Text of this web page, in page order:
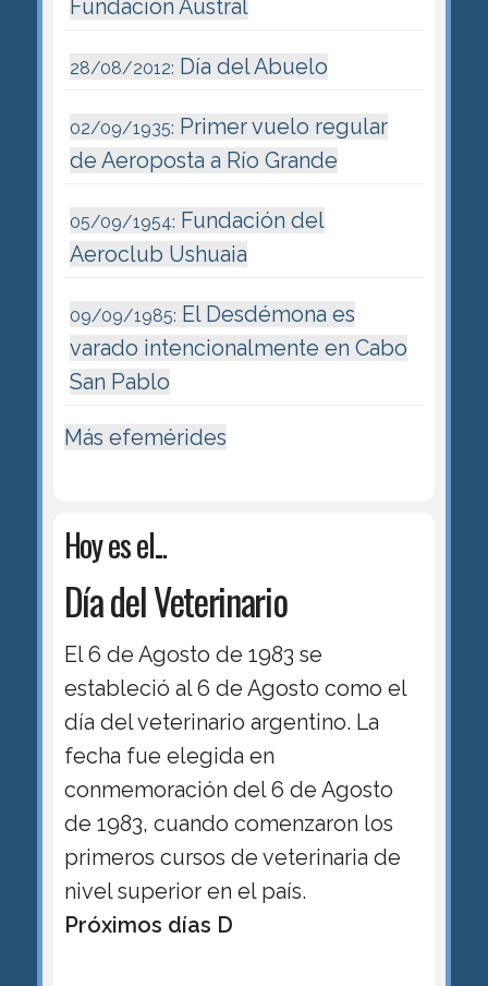
Fundación Austral
28/08/2012: Día del Abuelo
02/09/1935: Primer vuelo regular
de Aeroposta a Río Grande
05/09/1954: Fundación del
Aeroclub Ushuaia
09/09/1985: El Desdémona es
varado intencionalmente en Cabo
San Pablo
Más efemérides
Hoy es el...
Día del Veterinario
El 6 de Agosto de 1983 se
estableció al 6 de Agosto como el
día del veterinario argentino. La
fecha fue elegida en
conmemoración del 6 de Agosto
de 1983, cuando comenzaron los
primeros cursos de veterinaria de
nivel superior en el país.
Próximos días D